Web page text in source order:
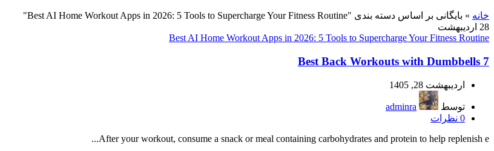
خانه » بایگانی بر اساس دسته بندی "Best AI Home Workout Apps in 2026: 5 Tools to Supercharge Your Fitness Routine"
28 اردیبهشت
Best AI Home Workout Apps in 2026: 5 Tools to Supercharge Your Fitness Routine
7 Best Back Workouts with Dumbbells
اردیبهشت 28, 1405
توسط
adminra
0 نظرات
After your workout, consume a snack or meal containing carbohydrates and protein to help replenish e...